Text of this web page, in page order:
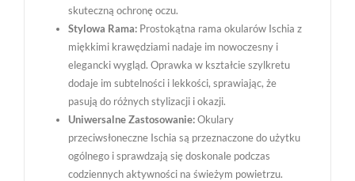
skuteczną ochronę oczu.
Stylowa Rama: Prostokątna rama okularów Ischia z
miękkimi krawędziami nadaje im nowoczesny i
elegancki wygląd. Oprawka w kształcie szylkretu
dodaje im subtelności i lekkości, sprawiając, że
pasują do różnych stylizacji i okazji.
Uniwersalne Zastosowanie:Okulary
przeciwsłoneczne Ischia są przeznaczone do użytku
ogólnego i sprawdzają się doskonale podczas
codziennych aktywności na świeżym powietrzu.